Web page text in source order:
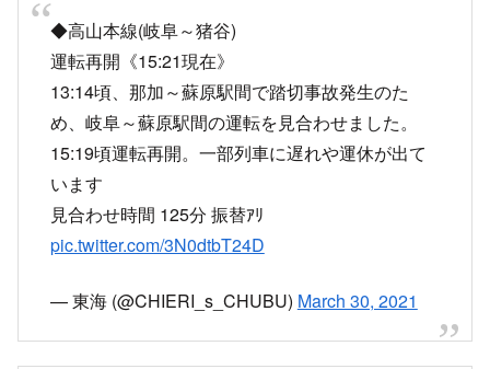
なんか高山線で電車とトラックが衝突したとの無
線が流れてる
— いあみん (@maimai_N417sail)March 30, 2021
高山本線 那珂〜蘇原でひだがトラックと衝突事故
が発生！
— 玉川ジョー(夏場は撮り鉄少なめ&乗り鉄多め)